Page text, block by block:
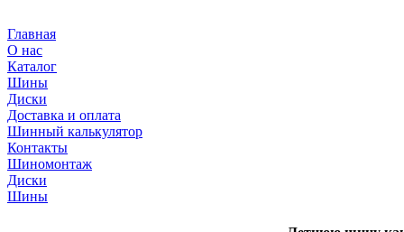
Главная
О нас
Каталог
Шины
Диски
Доставка и оплата
Шинный калькулятор
Контакты
Шиномонтаж
Диски
Шины